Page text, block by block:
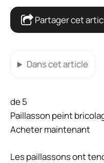
Partager cet
Dans cet article
de 5
Paillasson peint
Acheter maintenant
Les paillassons ont